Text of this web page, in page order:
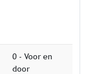
0 - Voor en
door